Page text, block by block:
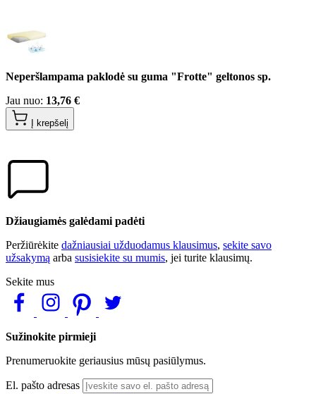
Neperšlampama paklodė su guma "Frotte" geltonos sp.
Jau nuo: 13,76 €
Į krepšelį
Džiaugiamės galėdami padėti
Peržiūrėkite dažniausiai užduodamus klausimus, sekite savo
užsakymą arba susisiekite su mumis, jei turite klausimų.
Sekite mus
Sužinokite pirmieji
Prenumeruokite geriausius mūsų pasiūlymus.
El. pašto adresas